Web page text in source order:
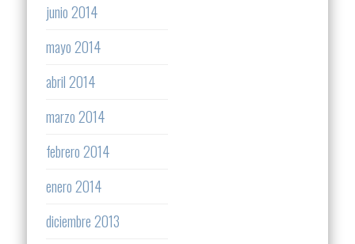
junio 2014
mayo 2014
abril 2014
marzo 2014
febrero 2014
enero 2014
diciembre 2013